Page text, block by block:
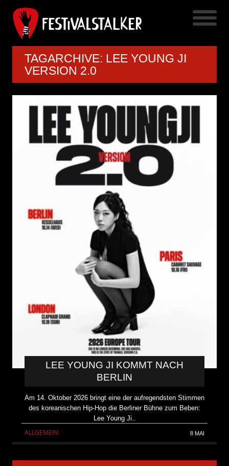
TAGARCHIVE: LEE YOUNG JI
VERSION 2.0
LEE YOUNG JI KOMMT NACH
BERLIN
Am 14. Oktober 2026 bringt eine der aufregendsten Stimmen
des koreanischen Hip-Hop die Berliner Bühne zum Beben:
Lee Young Ji..
ALLGEMEIN 8 MAI